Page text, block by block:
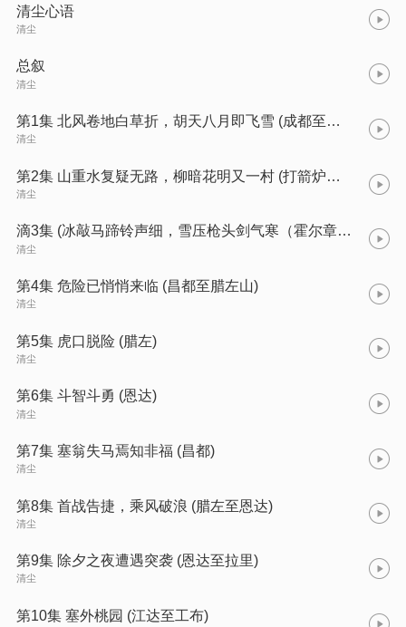
清尘心语
清尘
总叙
清尘
第1集 北风卷地白草折，胡天八月即飞雪 (成都至打箭炉)
清尘
第2集 山重水复疑无路，柳暗花明又一村 (打箭炉至道坞)
清尘
滴3集 (冰敲马蹄铃声细，雪压枪头剑气寒（霍尔章谷至昌都)
清尘
第4集 危险已悄悄来临 (昌都至腊左山)
清尘
第5集 虎口脱险 (腊左)
清尘
第6集 斗智斗勇 (恩达)
清尘
第7集 塞翁失马焉知非福 (昌都)
清尘
第8集 首战告捷，乘风破浪 (腊左至恩达)
清尘
第9集 除夕之夜遭遇突袭 (恩达至拉里)
清尘
第10集 塞外桃园 (江达至工布)